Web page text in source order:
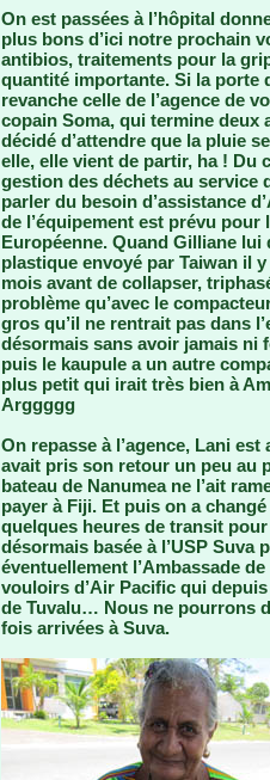
On est passées à l’hôpital
plus bons d’ici notre prochain
antibios, traitements pour la
quantité importante. Si la porte
revanche celle de l’agence de
copain Soma, qui termine deux
décidé d’attendre que la pluie
elle, elle vient de partir, ha ! Du
gestion des déchets au service
parler du besoin d’assistance
de l’équipement est prévu pour
Européenne. Quand Gilliane
plastique envoyé par Taiwan il
mois avant de collapser,
problème qu’avec le
gros qu’il ne rentrait pas dans
désormais sans avoir jamais
puis le kaupule a un autre
plus petit qui irait très bien à
Arggggg
On repasse à l’agence, Lani
avait pris son retour un peu au
bateau de Nanumea ne l’ait
payer à Fiji. Et puis on a
quelques heures de transit
désormais basée à l’USP
éventuellement l’Ambassade
vouloirs d’Air Pacific qui
de Tuvalu… Nous ne pourrons
fois arrivées à Suva.